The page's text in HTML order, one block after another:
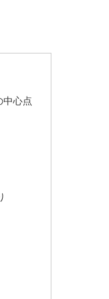
中心点